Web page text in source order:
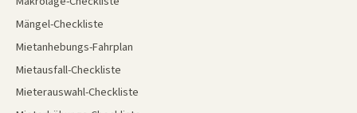
Mängel-Checkliste
Mietanhebungs-Fahrplan
Mietausfall-Checkliste
Mieterauswahl-Checkliste